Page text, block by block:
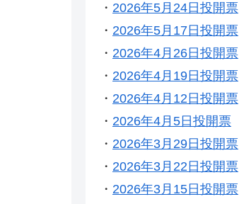
・ 2026年5月24日投開票
・ 2026年5月17日投開票
・ 2026年4月26日投開票
・ 2026年4月19日投開票
・ 2026年4月12日投開票
・ 2026年4月5日投開票
・ 2026年3月29日投開票
・ 2026年3月22日投開票
・ 2026年3月15日投開票